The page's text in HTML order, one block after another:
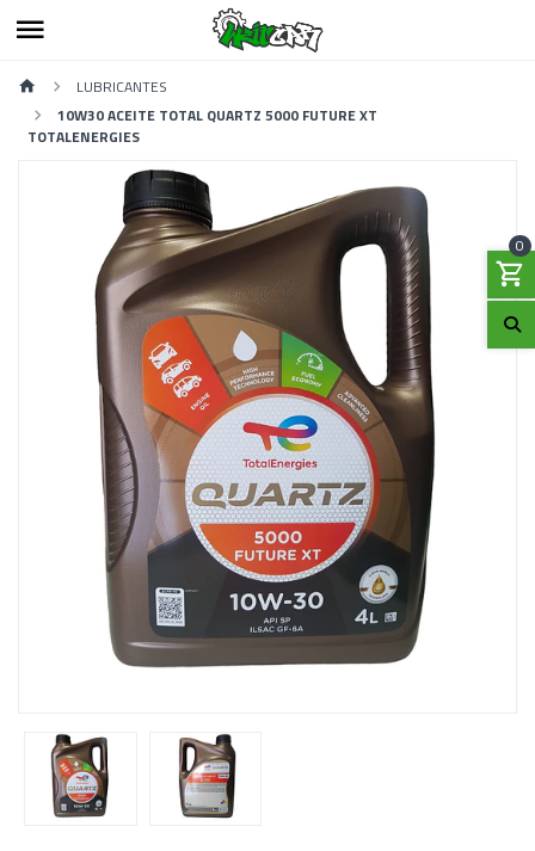
0
LUBRICANTES
10W30 ACEITE TOTAL QUARTZ 5000 FUTURE XT
TOTALENERGIES
Previous